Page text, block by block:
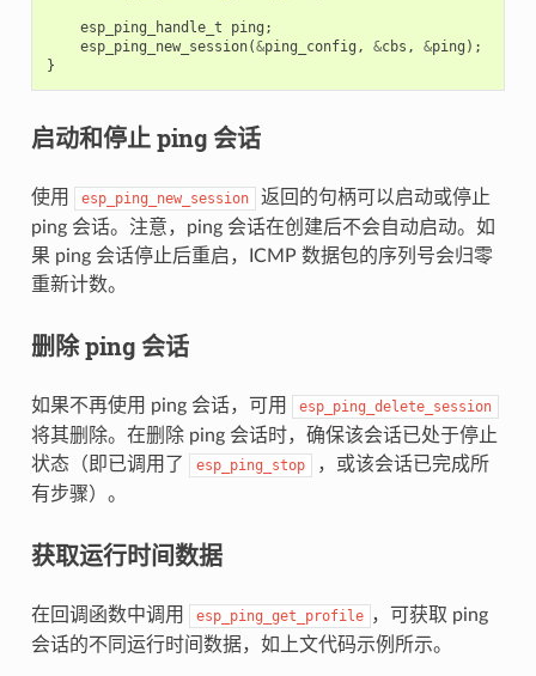
esp_ping_handle_t ping ;
esp_ping_new_session(&ping_config , &cbs , &ping );
}
启动和停止 ping 会话
使用 esp_ping_new_session
返回的句柄可以启动或停止
ping 会话。注意，ping 会话在创建后不会自动启动。如
果 ping 会话停止后重启，ICMP 数据包的序列号会归零
重新计数。
删除 ping 会话
如果不再使用 ping 会话，可用 esp_ping_delete_session
将其删除。在删除 ping 会话时，确保该会话已处于停止
状态（即已调用了
esp_ping_stop
，或该会话已完成所
有步骤）。
获取运行时间数据
在回调函数中调用 esp_ping_get_profile ，可获取 ping
会话的不同运行时间数据，如上文代码示例所示。